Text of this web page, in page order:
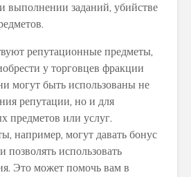
выполнении заданий, убийстве
репутационные предметы,
у торговцев фракции
могут быть использованы не
репутации, но и для
предметов или услуг.
например, могут давать бонус
использовать
Это может помочь вам в